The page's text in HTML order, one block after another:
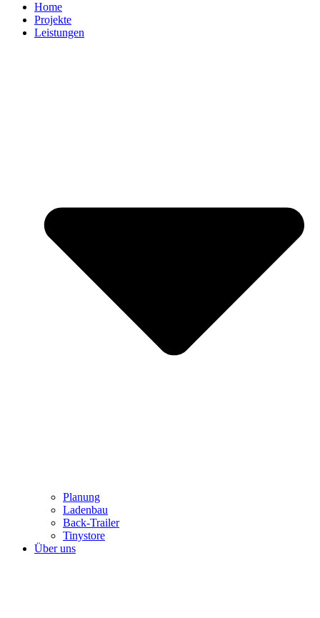
Home
Projekte
Leistungen
Planung
Ladenbau
Back-Trailer
Tinystore
Über uns